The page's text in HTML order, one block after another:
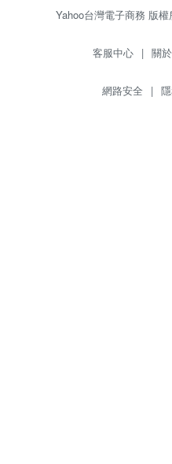
Yahoo台灣電子商務 版
客服中心 | 關
網路安全 |